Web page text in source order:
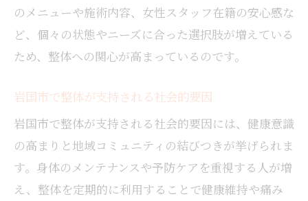
のメニューや施術内容、女性スタッフ在籍の安心感な
ど、個々の状態やニーズに合った選択肢が増えている
ため、整体への関心が高まっているのです。
岩国市で整体が支持される社会的要因
岩国市で整体が支持される社会的要因には、健康意識
の高まりと地域コミュニティの結びつきが挙げられま
す。身体のメンテナンスや予防ケアを重視する人が増
え、整体を定期的に利用することで健康維持や痛み